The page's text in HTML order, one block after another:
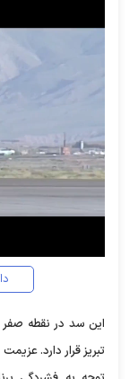
تبریز قرار دارد.